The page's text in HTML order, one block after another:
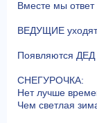
Вместе мы ответ
ВЕДУЩИЕ
Появляются
СНЕГУРОЧКА:
Нет лучше
Чем светлая